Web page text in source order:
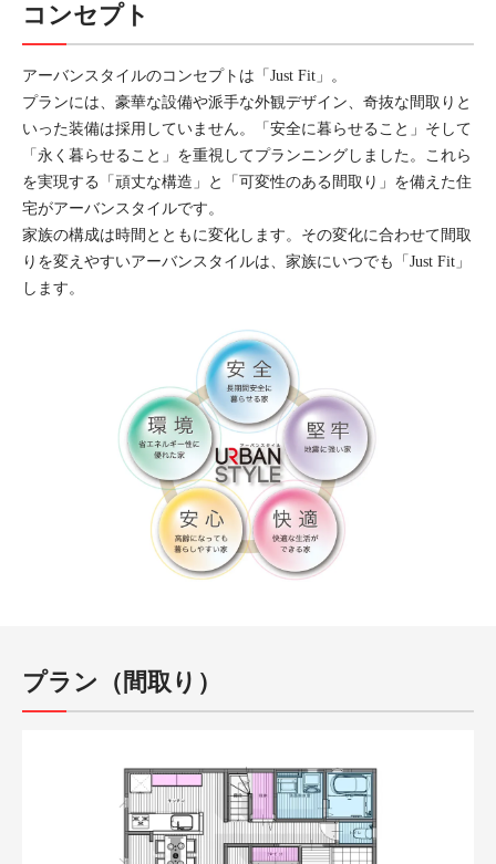
コンセプト
アーバンスタイルのコンセプトは「Just Fit」。
プランには、豪華な設備や派手な外観デザイン、奇抜な間取りと
いった装備は採用していません。「安全に暮らせること」そして
「永く暮らせること」を重視してプランニングしました。これら
を実現する「頑丈な構造」と「可変性のある間取り」を備えた住
宅がアーバンスタイルです。
家族の構成は時間とともに変化します。その変化に合わせて間取
りを変えやすいアーバンスタイルは、家族にいつでも「Just Fit」
します。
プラン（間取り）